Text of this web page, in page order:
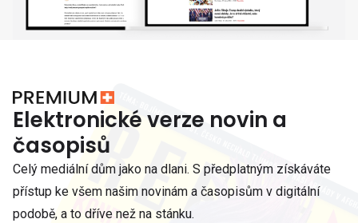
Elektronické verze novin a
časopisů
Celý mediální dům jako na dlani. S předplatným získáváte
přístup ke všem našim novinám a časopisům v digitální
podobě, a to dříve než na stánku.